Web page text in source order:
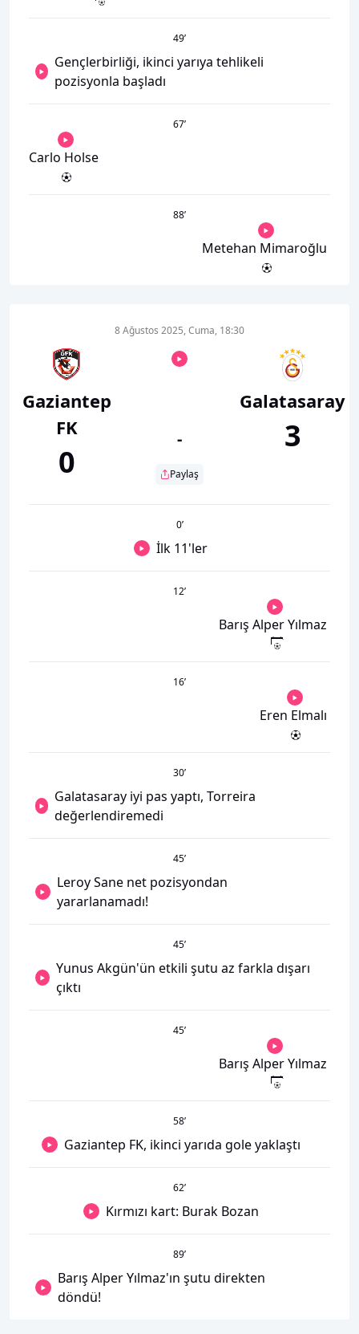
49’
Gençlerbirliği, ikinci yarıya tehlikeli
pozisyonla başladı
67’
Carlo Holse
88’
Metehan Mimaroğlu
Gaziantep
FK
0
8 Ağustos 2025, Cuma, 18:30
-
Paylaş
Galatasaray
3
0’
İlk 11'ler
12’
Barış Alper Yılmaz
16’
Eren Elmalı
30’
Galatasaray iyi pas yaptı, Torreira
değerlendiremedi
45’
Leroy Sane net pozisyondan
yararlanamadı!
45’
Yunus Akgün'ün etkili şutu az farkla dışarı
çıktı
45’
Barış Alper Yılmaz
58’
Gaziantep FK, ikinci yarıda gole yaklaştı
62’
Kırmızı kart: Burak Bozan
89’
Barış Alper Yılmaz'ın şutu direkten
döndü!